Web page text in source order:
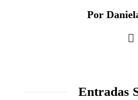
Por
Entradas